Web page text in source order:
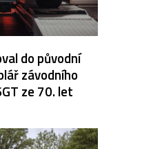
do původní
závodního
ze 70. let